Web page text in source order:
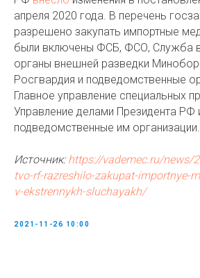
апреля 2020 года. В перечень
разрешено закупать импортные
были включены ФСБ, ФСО, Служба
органы внешней разведки
Росгвардия и подведомственные
Главное управление специальных
Управление делами Президента РФ
подведомственные им организации.
Источник: https://vademec.ru/news/
tvo-rf-razreshilo-zakupat-importnye-
v-ekstrennykh-sluchayakh/
2021-11-26 10:00